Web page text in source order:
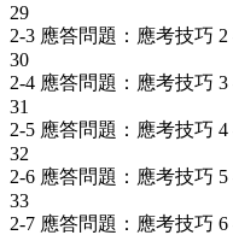
29
2-3 應答問題：應考技巧 2
30
2-4 應答問題：應考技巧
31
2-5 應答問題：應考技巧
32
2-6 應答問題：應考技巧
33
2-7 應答問題：應考技巧